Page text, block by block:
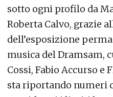
sotto ogni profilo da
Roberta Calvo, grazie
dell’esposizione
musica del Dramsam,
Cossi, Fabio Accurso e
sta riportando numeri